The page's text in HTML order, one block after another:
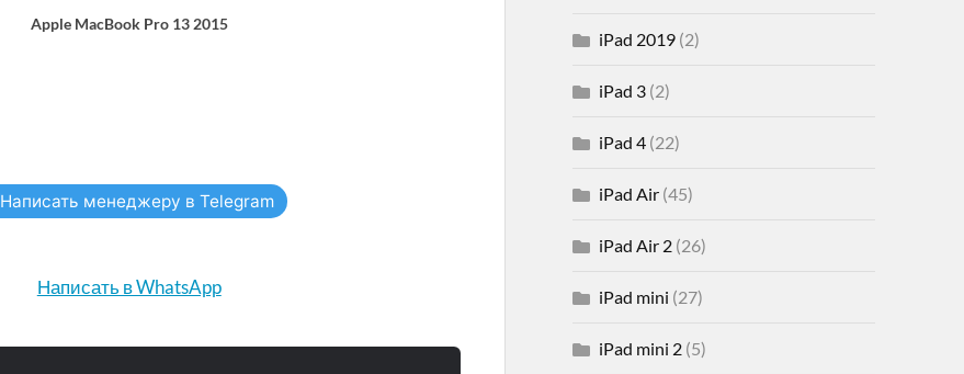
Apple MacBook Pro 13 2015
Написать менеджеру в Telegram
Написать в WhatsApp
iPad 2019(2)
iPad 3(2)
iPad 4(22)
iPad Air(45)
iPad Air 2(26)
iPad mini (27)
iPad mini 2(5)